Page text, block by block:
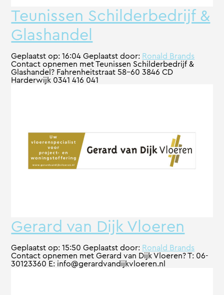
Teunissen Schilderbedrijf &
Glashandel
Geplaatst op:16:04Geplaatst door: Ronald Brands
Contact opnemen met Teunissen Schilderbedrijf &
Glashandel? Fahrenheitstraat 58-60 3846 CD
Harderwijk 0341 416 041
Gerard van Dijk Vloeren
Geplaatst op:15:50Geplaatst door: Ronald Brands
Contact opnemen met Gerard van Dijk Vloeren? T: 06-
30123360 E: info@gerardvandijkvloeren.nl